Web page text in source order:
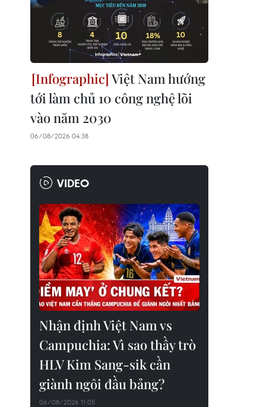
Việt Nam hướng
tới làm chủ 10 công nghệ lõi
vào năm 2030
06/08/2026 04:38
VIDEO
Nhận định Việt Nam vs
Campuchia: Vì sao thầy trò
HLV Kim Sang-sik cần
giành ngôi đầu bảng?
06/08/2026 11:05